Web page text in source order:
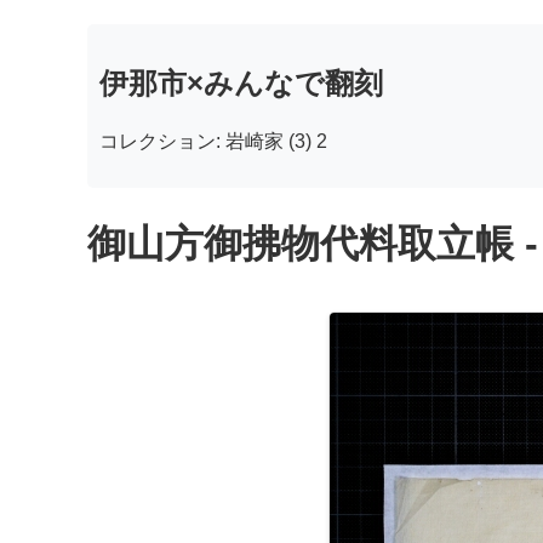
伊那市×みんなで翻刻
コレクション: 岩崎家 (3) 2
御山方御拂物代料取立帳